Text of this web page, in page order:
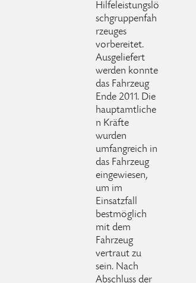
Hilfeleistungslö
schgruppenfah
rzeuges
vorbereitet.
Ausgeliefert
werden konnte
das Fahrzeug
Ende 2011. Die
hauptamtliche
n Kräfte
wurden
umfangreich in
das Fahrzeug
eingewiesen,
um im
Einsatzfall
bestmöglich
mit dem
Fahrzeug
vertraut zu
sein. Nach
Abschluss der